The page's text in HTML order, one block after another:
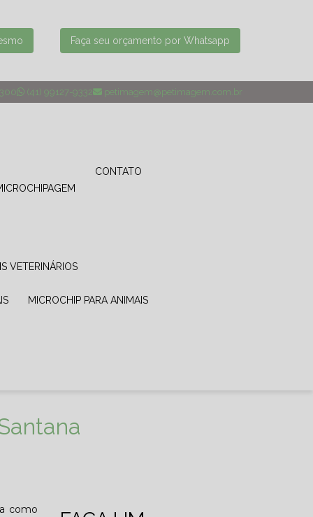
Faça seu orçamento por Whatsapp
(41) 99127-9332 petimagem@petimagem.com.br
MICROCHIPAGEM
CONTATO
VETERINÁRIOS
MICROCHIP PARA ANIMAIS
como